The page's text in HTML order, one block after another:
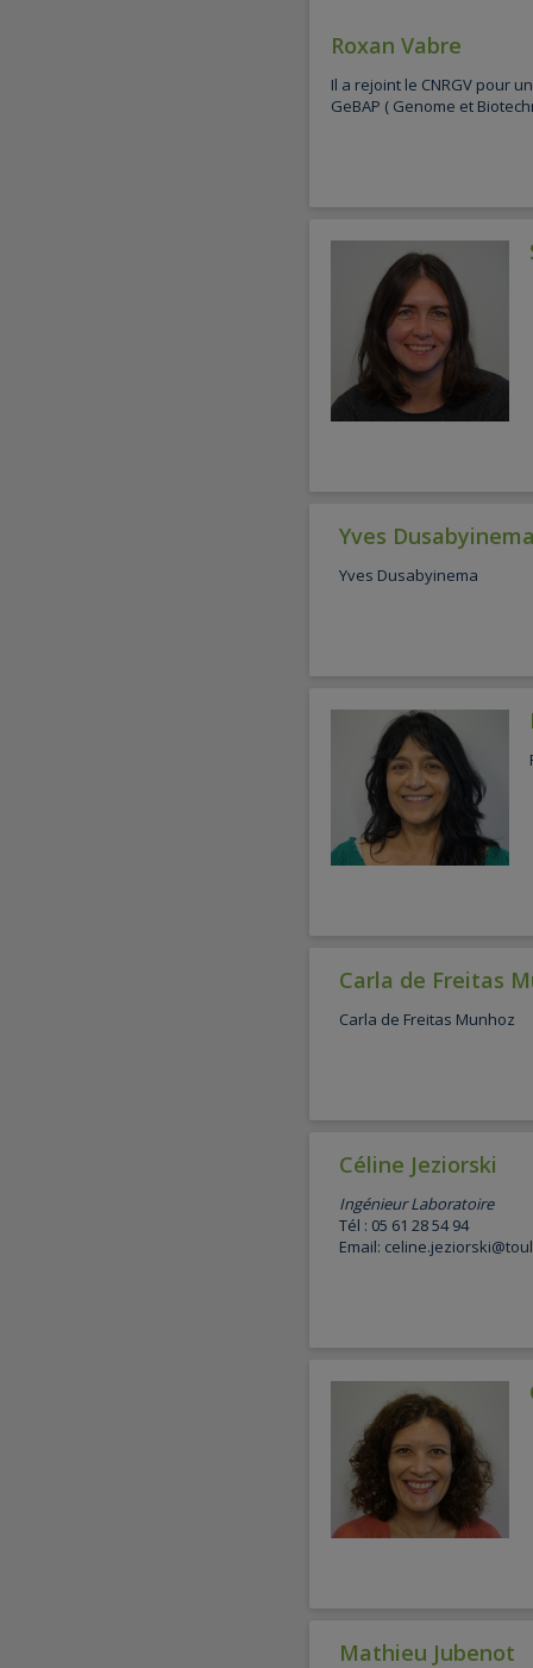
Roxan Vabre
Il a rejoint le CNRGV pour
GeBAP ( Genome et
Yves
Yves Dusabyinema
Carla de Freitas
Carla de Freitas Munhoz
Céline Jeziorski
Ingénieur Laboratoire
Tél : 05 61 28 54 94
Email:
Mathieu Jubenot